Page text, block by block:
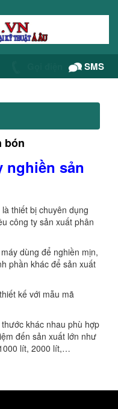
SMS
bón
nghiền sản
là thiết bị chuyên dụng
công ty sản xuất phân
dùng để nghiền mịn,
phần khác để sản xuất
kế với mẫu mã
khác nhau phù hợp
đến sản xuất lớn như
lít, 2000 lít,…